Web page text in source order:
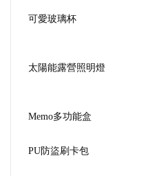
可愛玻璃杯
太陽能露營照明燈
Memo多功能盒
PU防盜刷卡包